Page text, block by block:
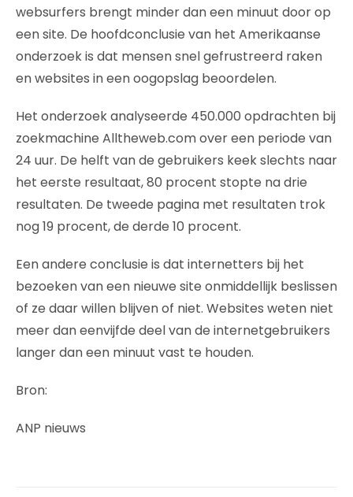
websurfers brengt minder dan een minuut door op
een site. De hoofdconclusie van het Amerikaanse
onderzoek is dat mensen snel gefrustreerd raken
en websites in een oogopslag beoordelen.
Het onderzoek analyseerde 450.000 opdrachten bij
zoekmachine Alltheweb.com over een periode van
24 uur. De helft van de gebruikers keek slechts naar
het eerste resultaat, 80 procent stopte na drie
resultaten. De tweede pagina met resultaten trok
nog 19 procent, de derde 10 procent.
Een andere conclusie is dat internetters bij het
bezoeken van een nieuwe site onmiddellijk beslissen
of ze daar willen blijven of niet. Websites weten niet
meer dan eenvijfde deel van de internetgebruikers
langer dan een minuut vast te houden.
Bron:
ANP nieuws